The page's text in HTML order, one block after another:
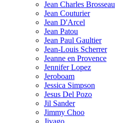
Jean Charles Brosseau
Jean Couturier
Jean D'Arcel
Jean Patou
Jean Paul Gaultier
Jean-Louis Scherrer
Jeanne en Provence
Jennifer Lopez
Jeroboam
Jessica Simpson
Jesus Del Pozo
Jil Sander
Jimmy Choo